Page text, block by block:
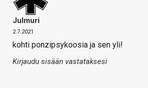
Julmuri
2.7.2021
kohti ponzipsykoosia ja sen yli!
Kirjaudu sisään vastataksesi